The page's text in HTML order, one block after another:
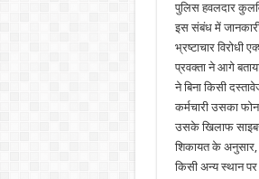
पुलिस हवलदार
इस संबंध में जानकारी
भ्रष्टाचार विरोधी
प्रवक्ता ने आगे
ने बिना किसी
कर्मचारी उसका
उसके खिलाफ
शिकायत के अनुसार,
किसी अन्य स्थान पर